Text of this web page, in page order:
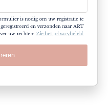
is nodig om uw registratie te
en verzonden naar ART
uw rechten: Zie het privacybeleid